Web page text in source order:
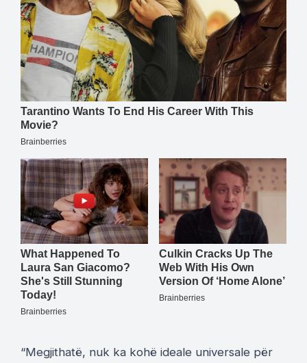
“Megjithatë, nuk ka kohë ideale universale për